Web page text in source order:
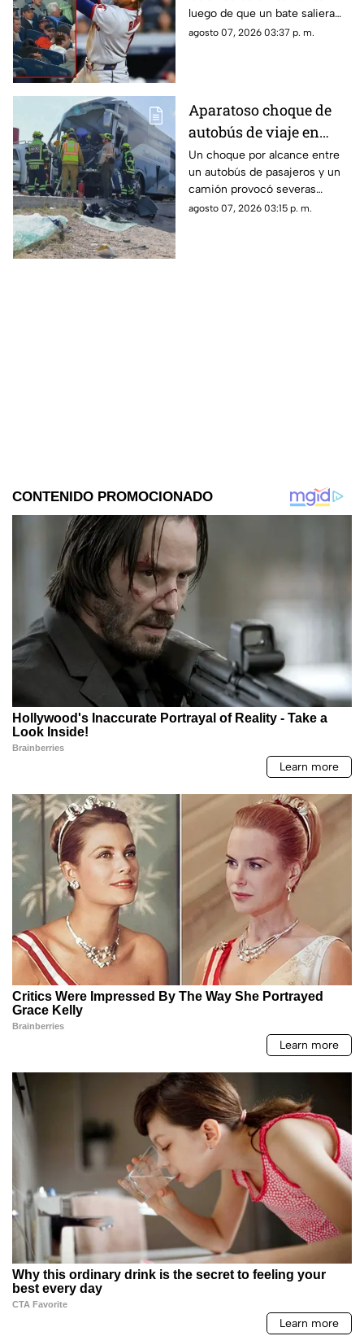
los demandó por 10
millones de dólares
luego de que un bate saliera
disparado hacia las gradas en
agosto 07, 2026 03:37 p. m.
Aparatoso choque de
autobús de viaje en
carretera deja un
conductor prensado y
dos heridos
Un choque por alcance entre
un autobús de pasajeros y un
camión provocó severas
afectaciones viales. El
agosto 07, 2026 03:15 p. m.